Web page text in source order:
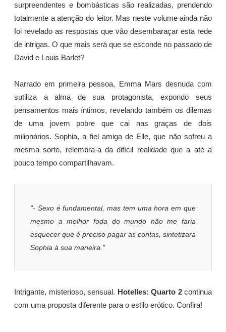
surpreendentes e bombásticas são realizadas, prendendo
totalmente a atenção do leitor. Mas neste volume ainda não
foi revelado as respostas que vão desembaraçar esta rede
de intrigas. O que mais será que se esconde no passado de
David e Louis Barlet?
Narrado em primeira pessoa, Emma Mars desnuda com
sutiliza a alma de sua protagonista, expondo seus
pensamentos mais íntimos, revelando também os dilemas
de uma jovem pobre que cai nas graças de dois
milionários. Sophia, a fiel amiga de Elle, que não sofreu a
mesma sorte, relembra-a da difícil realidade que a até a
pouco tempo compartilhavam.
"- Sexo é fundamental, mas tem uma hora em que
mesmo a melhor foda do mundo não me faria
esquecer que é preciso pagar as contas, sintetizara
Sophia à sua maneira."
Intrigante, misterioso, sensual. Hotelles: Quarto 2continua
com uma proposta diferente para o estilo erótico. Confira!